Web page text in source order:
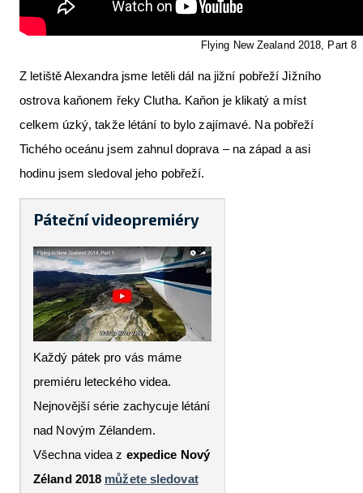
Flying New Zealand 2018, Part 8
Z letiště Alexandra jsme letěli dál na jižní pobřeží Jižního
ostrova kaňonem řeky Clutha. Kaňon je klikatý a míst
celkem úzký, takže létání to bylo zajímavé. Na pobřeží
Tichého oceánu jsem zahnul doprava – na západ a asi
hodinu jsem sledoval jeho pobřeží.
Páteční videopremiéry
Každý pátek pro vás máme
premiéru leteckého videa.
Nejnovější série zachycuje létání
nad Novým Zélandem.
Všechna videa z expedice Nový
Zéland 2018 můžete sledovat